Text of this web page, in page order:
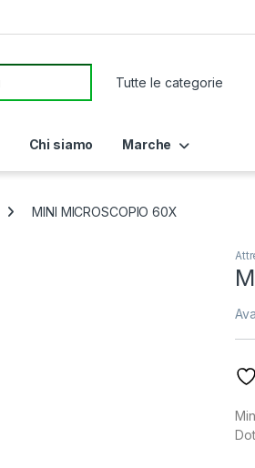
Chi siamo Marche
MINI MICROSCOPIO 60X